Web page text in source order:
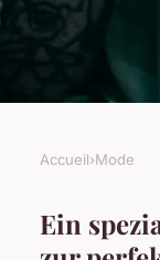
Accueil›Mode
Ein